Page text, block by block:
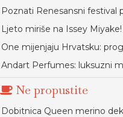
Poznati Renesansni festival
Ljeto miriše na Issey Miyake!
One mijenjaju Hrvatsku:
Andart Perfumes: luksuzni
Ne propustite
Dobitnica Queen merino